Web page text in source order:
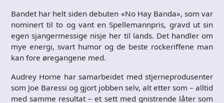
Bandet har helt siden debuten «No Hay Banda», som var
nominert til to og vant en Spellemannpris, gravd ut sin
egen sjangermessige nisje her til lands. Det handler om
mye energi, svart humor og de beste rockeriffene man
kan fore øregangene med.
Audrey Horne har samarbeidet med stjerneprodusenter
som Joe Baressi og gjort jobben selv, alt etter som – alltid
med samme resultat – et sett med gnistrende låter som